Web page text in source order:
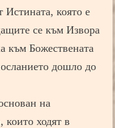
Истината, която е
се към Извора
към Божествената
дошло до
на
ходят в